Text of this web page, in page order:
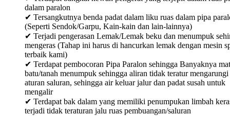
dalam paralon
✔ Tersangkutnya benda padat dalam liku ruas dalam pipa
(Seperti Sendok/Garpu, Kain-kain dan lain-lainnya)
✔ Terjadi pengerasan Lemak/Lemak beku dan menumpuk
mengeras (Tahap ini harus di hancurkan lemak dengan mesin
terbaik kami)
✔ Terdapat pembocoran Pipa Paralon sehingga Banyaknya
batu/tanah menumpuk sehingga aliran tidak teratur mengarungi
aturan saluran, sehingga air keluar jalur dan padat susah untuk
mengalir
✔ Terdapat bak dalam yang memiliki penumpukan limbah
terjadi tidak teraturan jalu ruas pembuangan/saluran